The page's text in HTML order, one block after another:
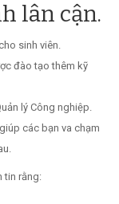
lân cận.
sinh viên.
đào tạo thêm kỹ
lý Công nghiệp.
các bạn va chạm
tin rằng: